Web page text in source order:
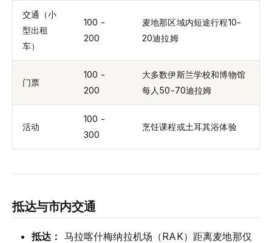
交通（小
型出租
车）
100 -
200
麦地那区域内短途行程10-
20迪拉姆
门票
100 -
200
大多数伊斯兰学校和博物馆
每人50-70迪拉姆
活动
100 -
300
烹饪课程或土耳其浴体验
抵达与市内交通
抵达： 马拉喀什梅纳拉机场（RAK）距离麦地那仅